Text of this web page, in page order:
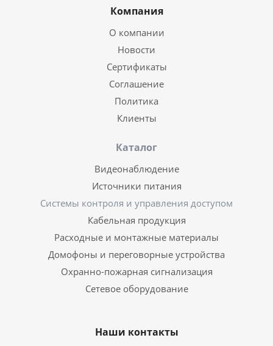
Компания
О компании
Новости
Сертификаты
Соглашение
Политика
Клиенты
Каталог
Видеонаблюдение
Источники питания
Системы контроля и управления доступом
Кабельная продукция
Расходные и монтажные материалы
Домофоны и переговорные устройства
Охранно-пожарная сигнализация
Сетевое оборудование
Наши контакты